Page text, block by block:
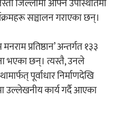
जिल्लामा आफ्नै उपस्थितिमा
सञ्चालन गराएका छन्।
प्रतिष्ठान’ अन्तर्गत १३३
भएका छन्। त्यस्तै, उनले
पूर्वाधार निर्माणदेखि
उल्लेखनीय कार्य गर्दै आएका